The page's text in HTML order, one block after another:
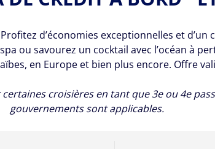
d’économies exceptionnelles et
ou savourez un cocktail avec l’océan à
en Europe et bien plus encore. Offre
croisières en tant que 3e ou 4e
gouvernements sont applicables.